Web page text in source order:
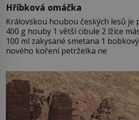
Hříbková omáčka
Královskou houbou českých lesů je pravý
400 g houby 1 větší cibule 2 lžíce
100 ml zakysané smetana 1
nového koření petrželka ne